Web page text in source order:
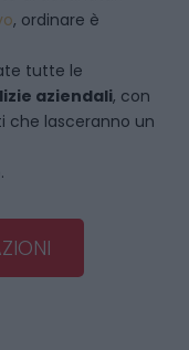
, ordinare è
tutte le
aziendali, con
che lasceranno un